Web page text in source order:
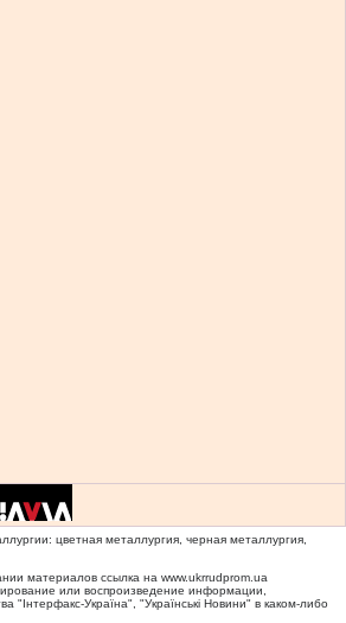
цветная металлургия, черная металлургия,
материалов ссылка на www.ukrrudprom.ua
или воспроизведение информации,
"Iнтерфакс-Україна", "Українськi Новини" в каком-либо